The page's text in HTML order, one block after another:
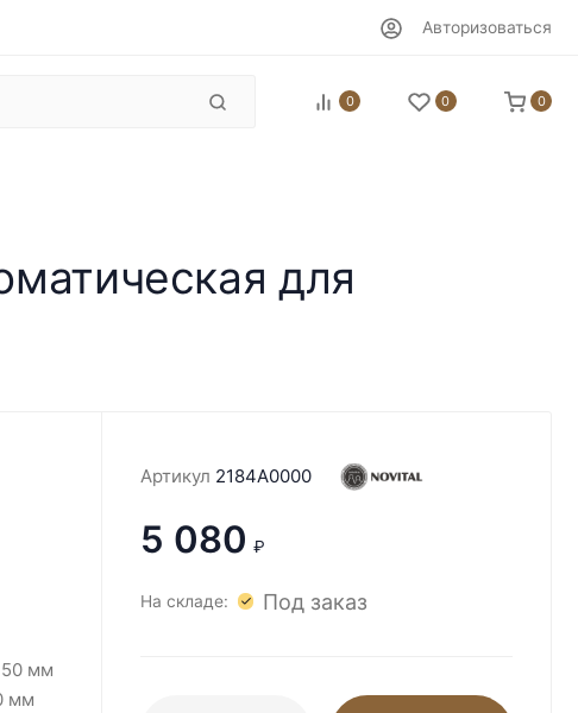
Авторизоваться
0 0 0
для
мм
мм
Артикул 2184A0000
5 080 ₽
На складе: Под заказ